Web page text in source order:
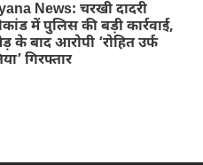
News: चरखी दादरी
में पुलिस की बड़ी कार्रवाई,
के बाद आरोपी ‘रोहित उर्फ
गिरफ्तार